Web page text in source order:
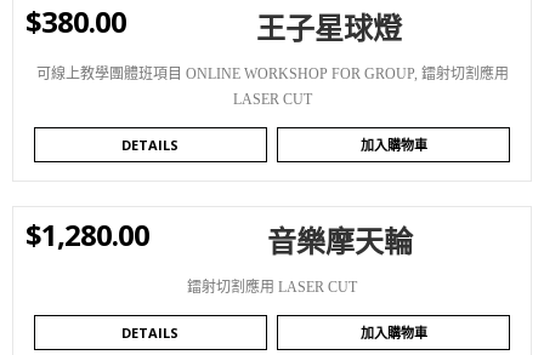
$380.00 王子星球燈
可線上教學團體班項目 ONLINE WORKSHOP FOR GROUP, 鐳射切割應用
LASER CUT
DETAILS 加入購物車
$1,280.00 音樂摩天輪
鐳射切割應用 LASER CUT
DETAILS 加入購物車